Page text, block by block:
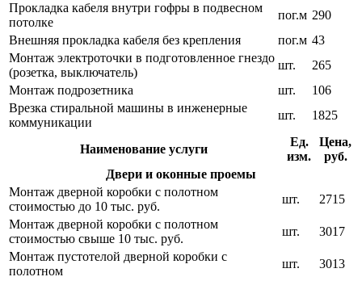
Прокладка кабеля внутри гофры в подвесном
потолке
пог.м 290
Внешняя прокладка кабеля без крепления
пог.м 43
Монтаж электроточки в подготовленное гнездо
(розетка, выключатель)
шт.
265
Монтаж подрозетника
шт.
106
Врезка стиральной машины в инженерные
коммуникации
шт. 1825
Наименование услуги
Ед.
изм.
Цена,
руб.
Двери и оконные проемы
Монтаж дверной коробки с полотном
стоимостью до 10 тыс. руб.
шт.
2715
Монтаж дверной коробки с полотном
стоимостью свыше 10 тыс. руб.
шт.
3017
Монтаж пустотелой дверной коробки с
полотном
шт.
3013